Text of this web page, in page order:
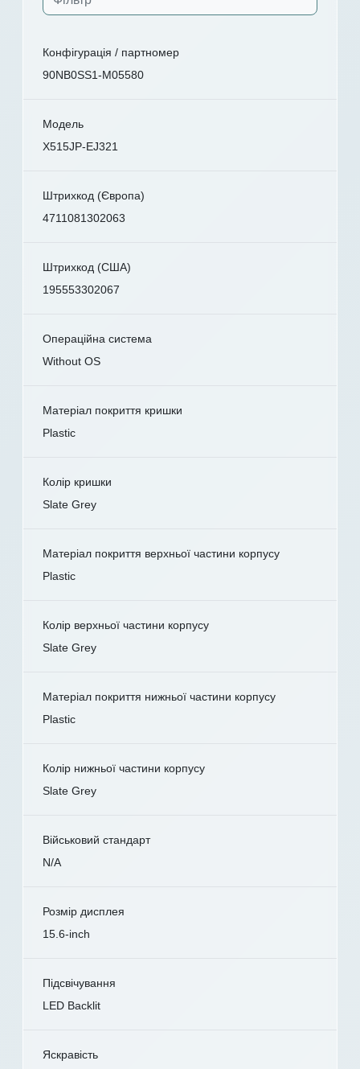
Конфігурація / партномер
90NB0SS1-M05580
Модель
X515JP-EJ321
Штрихкод (Європа)
4711081302063
Штрихкод (США)
195553302067
Операційна система
Without OS
Матеріал покриття кришки
Plastic
Колір кришки
Slate Grey
Матеріал покриття верхньої частини корпусу
Plastic
Колір верхньої частини корпусу
Slate Grey
Матеріал покриття нижньої частини корпусу
Plastic
Колір нижньої частини корпусу
Slate Grey
Військовий стандарт
N/A
Розмір дисплея
15.6-inch
Підсвічування
LED Backlit
Яскравість